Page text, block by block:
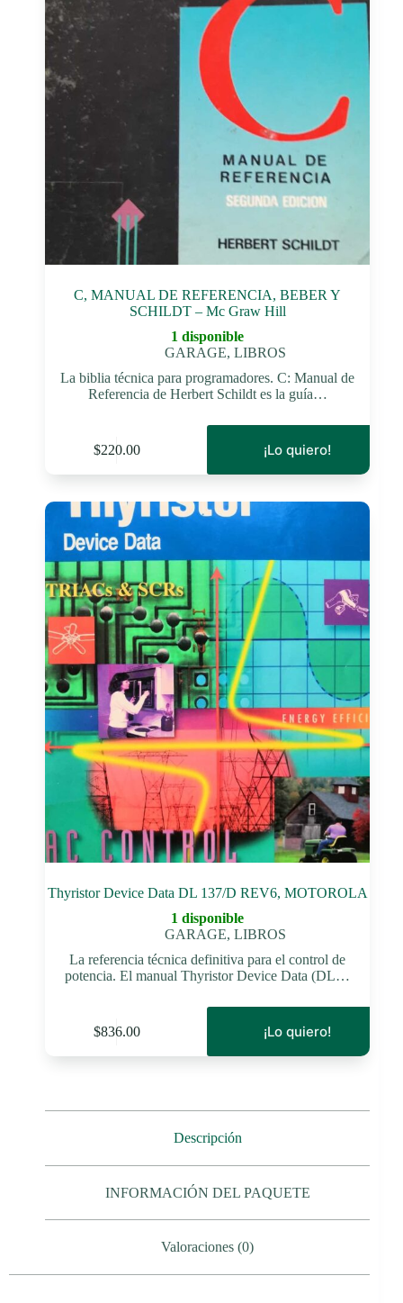
C, MANUAL DE REFERENCIA, BEBER Y
SCHILDT – Mc Graw Hill
1 disponible
GARAGE,LIBROS
La biblia técnica para programadores. C: Manual de
Referencia de Herbert Schildt es la guía…
$220.00 ¡Lo quiero!
Thyristor Device Data DL 137/D REV6, MOTOROLA
1 disponible
GARAGE,LIBROS
La referencia técnica definitiva para el control de
potencia. El manual Thyristor Device Data (DL…
$836.00 ¡Lo quiero!
Descripción
INFORMACIÓN DEL PAQUETE
Valoraciones (0)